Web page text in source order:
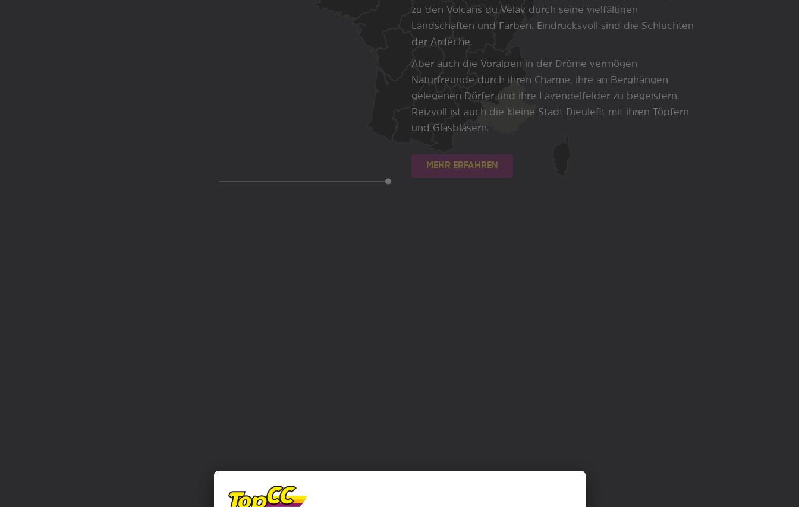
zu den Volcans du Velay durch seine vielfältigen
Landschaften und Farben. Eindrucksvoll sind die Schluchten
der Ardèche.
Aber auch die Voralpen in der Drôme vermögen
Naturfreunde durch ihren Charme, ihre an Berghängen
gelegenen Dörfer und ihre Lavendelfelder zu begeistern.
Reizvoll ist auch die kleine Stadt Dieulefit mit ihren Töpfern
und Glasbläsern.
MEHR ERFAHREN